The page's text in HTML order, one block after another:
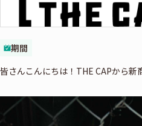
期間
皆さんこんにちは！THE CAPから新